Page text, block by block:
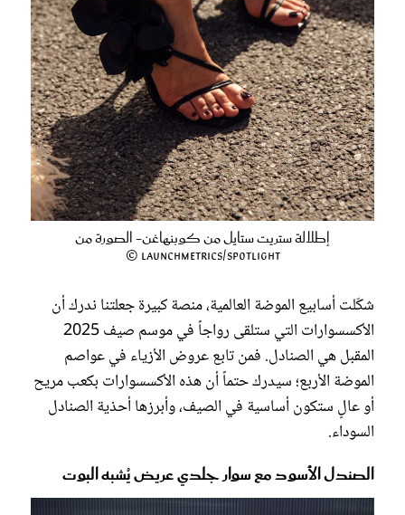
إطلالة ستريت ستايل من كوبنهاغن- الصورة من
Launchmetrics/Spotlight ©
شكّلت أسابيع الموضة العالمية، منصة كبيرة جعلتنا ندرك أن
الأكسسوارات التي ستلقى رواجاً في موسم صيف 2025
المقبل هي الصنادل. فمن تابع عروض الأزياء في عواصم
الموضة الأربع؛ سيدرك حتماً أن هذه الأكسسوارات بكعب مريح
أو عالٍ ستكون أساسية في الصيف، وأبرزها أحذية الصنادل
السوداء.
الصندل الأسود مع سوار جلدي عريض يُشبه البوت